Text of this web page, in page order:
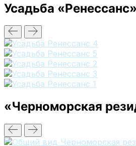
Усадьба «Ренессанс»
«Черноморская